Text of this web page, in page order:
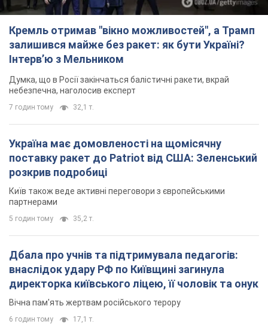
Кремль отримав "вікно можливостей", а Трамп
залишився майже без ракет: як бути Україні?
Інтерв’ю з Мельником
Думка, що в Росії закінчаться балістичні ракети, вкрай
небезпечна, наголосив експерт
7 годин тому 32,1 т.
Україна має домовленості на щомісячну
поставку ракет до Patriot від США: Зеленський
розкрив подробиці
Київ також веде активні переговори з європейськими
партнерами
5 годин тому 35,2 т.
Дбала про учнів та підтримувала педагогів:
внаслідок удару РФ по Київщині загинула
директорка київського ліцею, її чоловік та онук
Вічна пам'ять жертвам російського терору
6 годин тому 17,1 т.